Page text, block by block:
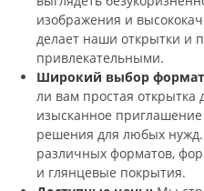
изображения и
делает наши открытки и
привлекательными.
Широкий выбор
ли вам простая открытка
изысканное приглашение
решения для любых
различных форматов,
и глянцевые покрытия.